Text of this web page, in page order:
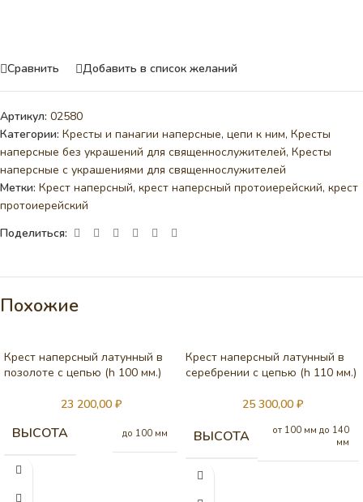
Сравнить Добавить в список желаний
Артикул: 02580
Категории: Кресты и панагии наперсные, цепи к ним, Кресты
наперсные без украшений для священнослужителей, Кресты
наперсные с украшениями для священнослужителей
Метки: Крест наперсный, крест наперсный протоиерейский, крест
протоиерейский
Поделиться:
Похожие
Крест наперсный латунный в
позолоте с цепью (h 100 мм.)
23 200,00 ₽
ВЫСОТА до 100 мм
Крест наперсный латунный в
серебрении c цепью (h 110 мм.)
25 300,00 ₽
ВЫСОТА
от 100 мм до 140
мм